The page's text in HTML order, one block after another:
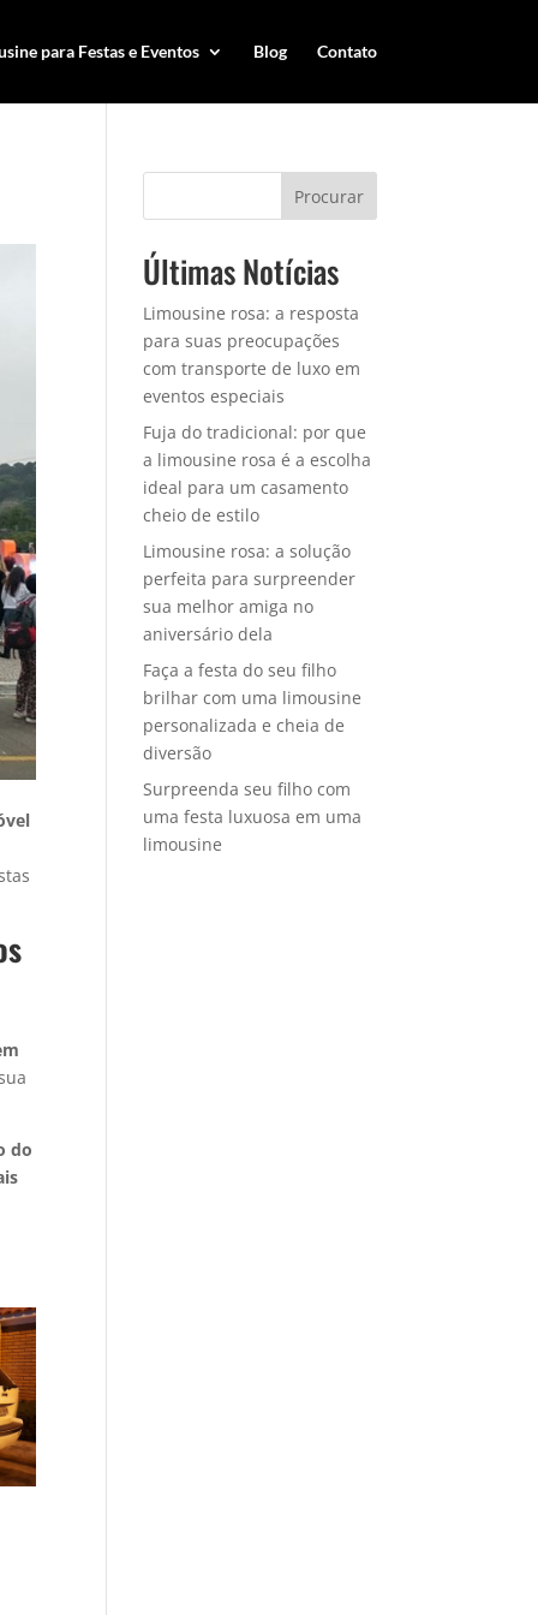
para Festas e Eventos Blog Contato
do
Procurar
Últimas Notícias
Limousine rosa: a resposta
para suas preocupações
com transporte de luxo em
eventos especiais
Fuja do tradicional: por que
a limousine rosa é a escolha
ideal para um casamento
cheio de estilo
Limousine rosa: a solução
perfeita para surpreender
sua melhor amiga no
aniversário dela
Faça a festa do seu filho
brilhar com uma limousine
personalizada e cheia de
diversão
Surpreenda seu filho com
uma festa luxuosa em uma
limousine